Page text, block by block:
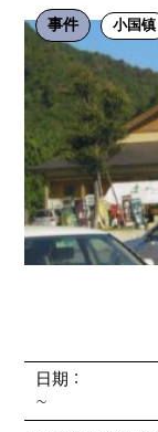
事件 小国镇
日期：
~